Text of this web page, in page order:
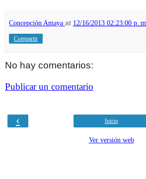
Concepción Amaya at 12/16/2013 02:23:00 p. m.
Compartir
No hay comentarios:
Publicar un comentario
‹ Inicio
Ver versión web